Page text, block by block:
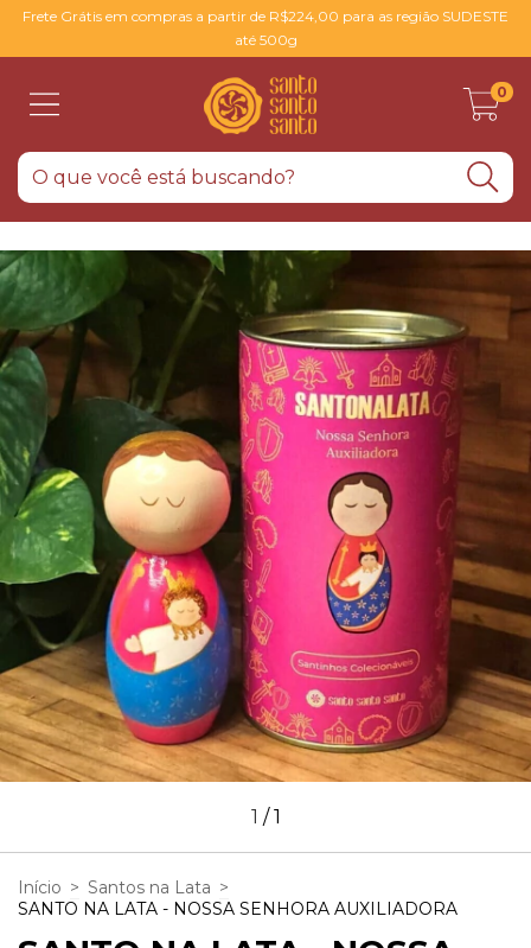
Frete Grátis em compras a partir de R$224,00 para as região SUDESTE
até 500g
0
1 /1
Início > Santos na Lata >
SANTO NA LATA - NOSSA SENHORA AUXILIADORA